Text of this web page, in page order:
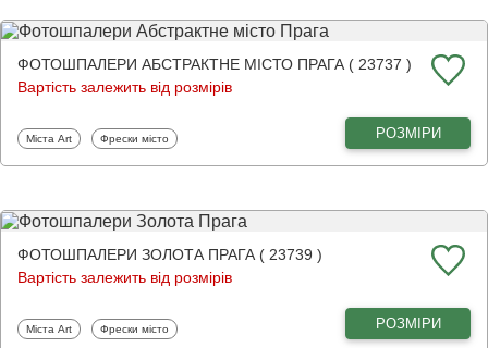
ФОТОШПАЛЕРИ АБСТРАКТНЕ МІСТО ПРАГА ( 23737 )
Вартість залежить від розмірів
Фотошпалери
Міста Art Фотошпалери
Фрески місто РОЗМІРИ
ФОТОШПАЛЕРИ ЗОЛОТА ПРАГА ( 23739 )
Вартість залежить від розмірів
Фотошпалери
Міста Art Фотошпалери
Фрески місто РОЗМІРИ